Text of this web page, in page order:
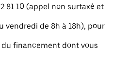
81 10 (appel non surtaxé et
vendredi de 8h à 18h), pour
financement dont vous